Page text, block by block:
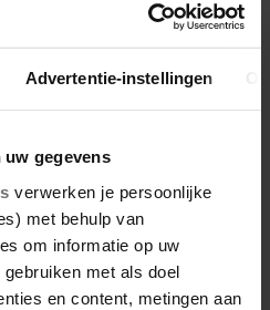
Advertentie-instellingen
gegevens
verwerken je persoonlijke
met behulp van
om informatie op uw
met als doel
en content, metingen aan